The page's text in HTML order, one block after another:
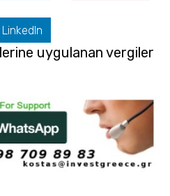
LinkedIn
uygulanan vergiler